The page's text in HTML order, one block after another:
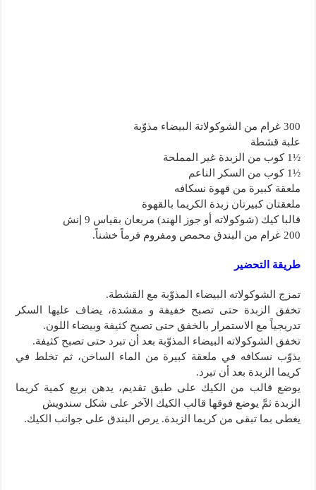
300 غرام من الشوكولاتة البيضاء مذوّبة
علبة قشطة
½1 كوب من الزبدة غير المملحة
½1 كوب من السكر الناعم
ملعقة كبيرة من قهوة نسكافه
ملعقتان كبيرتان زبدة الكريما بالقهوة
قالبا كيك (شوكولاته أو جوز الهند) مربعان بقياس 9 إنش
200 غرام من البندق محمص ومفروم فرماً خشناً.
طريقة التحضير
تمزج الشوكولاته البيضاء المذوّبة مع القشطة.
تخفق الزبدة حتى تصبح خفيفة و مقشدة، يضاف عليها السكر
تدريجياً مع الاستمرار بالخفق حتى تصبح كثيفة وبيضاء اللون.
تخفق الشوكولاته البيضاء المذوّبة بعد أن تبرد حتى تصبح كثيفة.
يذوّب نسكافه في ملعقة كبيرة من الماء الساخن، ثم تخلط في
كريما الزبدة بعد أن تبرد.
يوضع قالب من الكيك على طبق تقديم، يدهن بربع كمية كريما
الزبدة ثمَّ يوضع فوقها قالب الكيك الآخر على شكل سندويش
يغطى بما تبقى من كريما الزبدة. يرص البندق على جوانب الكيك.